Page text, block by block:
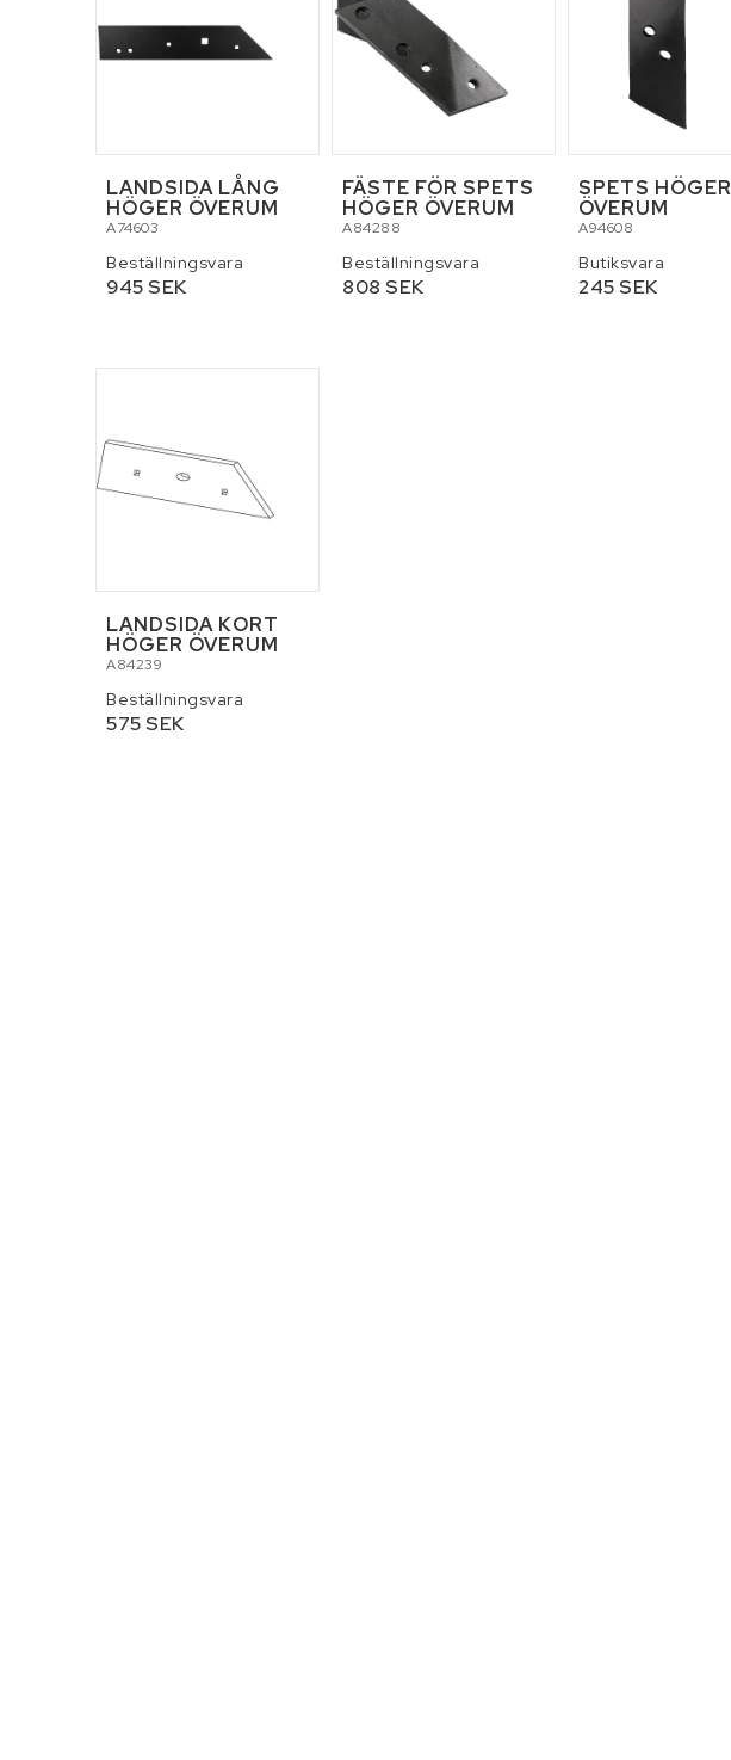
LANDSIDA LÅNG
HÖGER ÖVERUM
A74603
Beställningsvara
945 SEK
FÄSTE FÖR SPETS
HÖGER ÖVERUM
A84288
Beställningsvara
808 SEK
SPETS HÖGER
ÖVERUM
A94608
Butiksvara
245 SEK
LANDSIDA KORT
HÖGER ÖVERUM
A84239
Beställningsvara
575 SEK